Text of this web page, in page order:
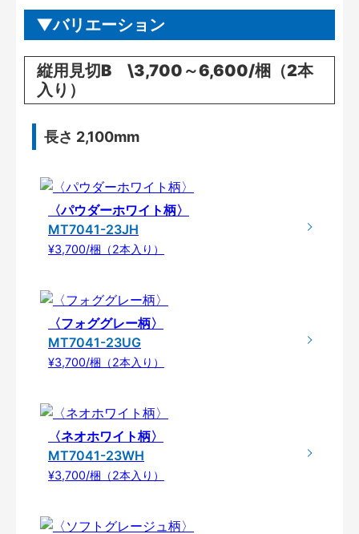
バリエーション
縦用見切B \3,700～6,600/梱（2本
入り）
長さ 2,100mm
〈パウダーホワイト柄〉
MT7041-23JH
¥3,700/梱（2本入り）
〈フォググレー柄〉
MT7041-23UG
¥3,700/梱（2本入り）
〈ネオホワイト柄〉
MT7041-23WH
¥3,700/梱（2本入り）